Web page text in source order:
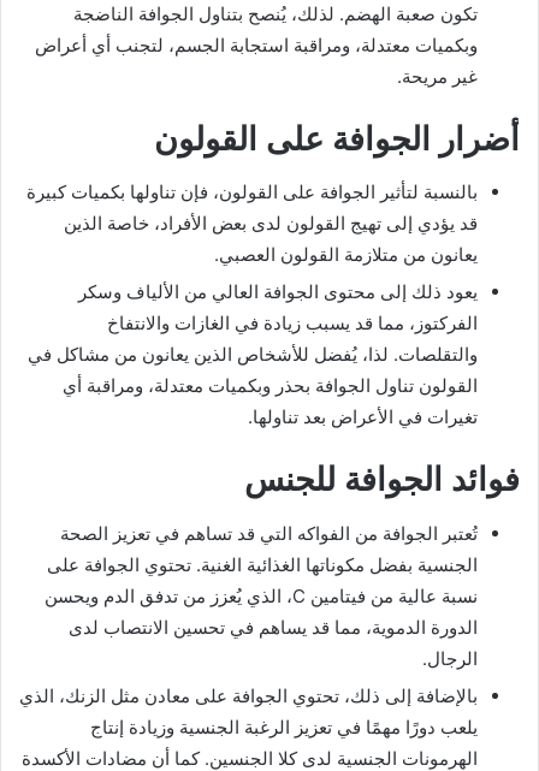
تكون صعبة الهضم. لذلك، يُنصح بتناول الجوافة الناضجة
وبكميات معتدلة، ومراقبة استجابة الجسم، لتجنب أي أعراض
غير مريحة.
أضرار الجوافة على القولون
بالنسبة لتأثير الجوافة على القولون، فإن تناولها بكميات كبيرة
قد يؤدي إلى تهيج القولون لدى بعض الأفراد، خاصة الذين
يعانون من متلازمة القولون العصبي.
يعود ذلك إلى محتوى الجوافة العالي من الألياف وسكر
الفركتوز، مما قد يسبب زيادة في الغازات والانتفاخ
والتقلصات. لذا، يُفضل للأشخاص الذين يعانون من مشاكل في
القولون تناول الجوافة بحذر وبكميات معتدلة، ومراقبة أي
تغيرات في الأعراض بعد تناولها.
فوائد الجوافة للجنس
تُعتبر الجوافة من الفواكه التي قد تساهم في تعزيز الصحة
الجنسية بفضل مكوناتها الغذائية الغنية. تحتوي الجوافة على
نسبة عالية من فيتامين C، الذي يُعزز من تدفق الدم ويحسن
الدورة الدموية، مما قد يساهم في تحسين الانتصاب لدى
الرجال.
بالإضافة إلى ذلك، تحتوي الجوافة على معادن مثل الزنك، الذي
يلعب دورًا مهمًا في تعزيز الرغبة الجنسية وزيادة إنتاج
الهرمونات الجنسية لدى كلا الجنسين. كما أن مضادات الأكسدة